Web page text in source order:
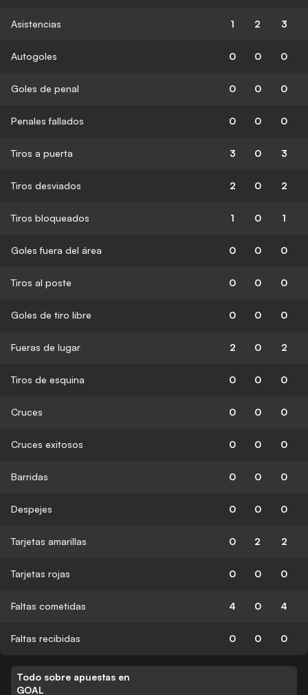
Asistencias 1 2 3
Autogoles 0 0 0
Goles de penal 0 0 0
Penales fallados 0 0 0
Tiros a puerta 3 0 3
Tiros desviados 2 0 2
Tiros bloqueados 1 0 1
Goles fuera del área 0 0 0
Tiros al poste 0 0 0
Goles de tiro libre 0 0 0
Fueras de lugar 2 0 2
Tiros de esquina 0 0 0
Cruces 0 0 0
Cruces exitosos 0 0 0
Barridas 0 0 0
Despejes 0 0 0
Tarjetas amarillas 0 2 2
Tarjetas rojas 0 0 0
Faltas cometidas 4 0 4
Faltas recibidas 0 0 0
Todo sobre apuestas en
GOAL